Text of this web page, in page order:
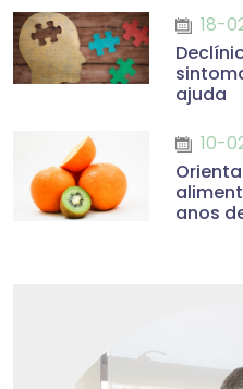
18-
ajuda
10-
anos